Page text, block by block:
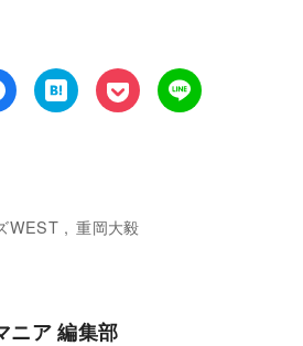
WEST 重岡大毅
ニア 編集部